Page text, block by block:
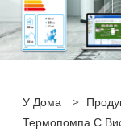
У Дома >
Термопомпа С